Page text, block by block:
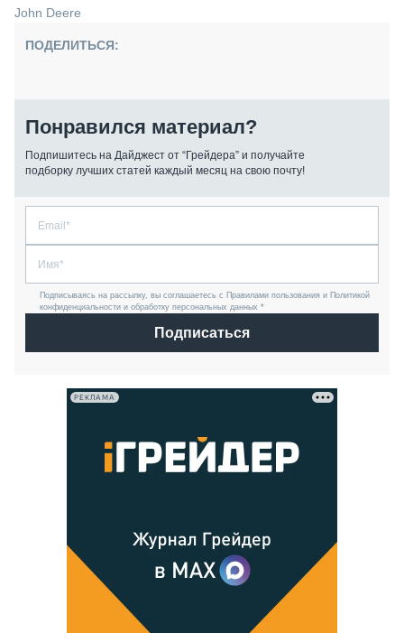
John Deere
ПОДЕЛИТЬСЯ:
Понравился материал?
Подпишитесь на Дайджест от “Грейдера” и получайте
подборку лучших статей каждый месяц на свою почту!
Подписываясь на рассылку, вы соглашаетесь с Правилами пользования и Политикой
конфиденциальности и обработку персональных данных *
Подписаться
РЕКЛАМА